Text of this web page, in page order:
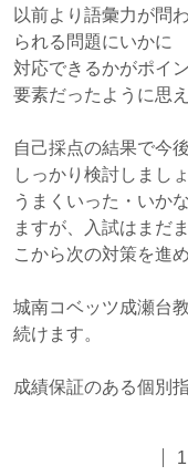
以前より語彙力が問
られる問題にいかに
対応できるかがポイ
要素だったように思え
自己採点の結果で今
しっかり検討しましょ
うまくいった・いか
ますが、入試はまだ
こから次の対策を進
城南コベッツ成瀬台
続けます。
成績保証のある個別
1